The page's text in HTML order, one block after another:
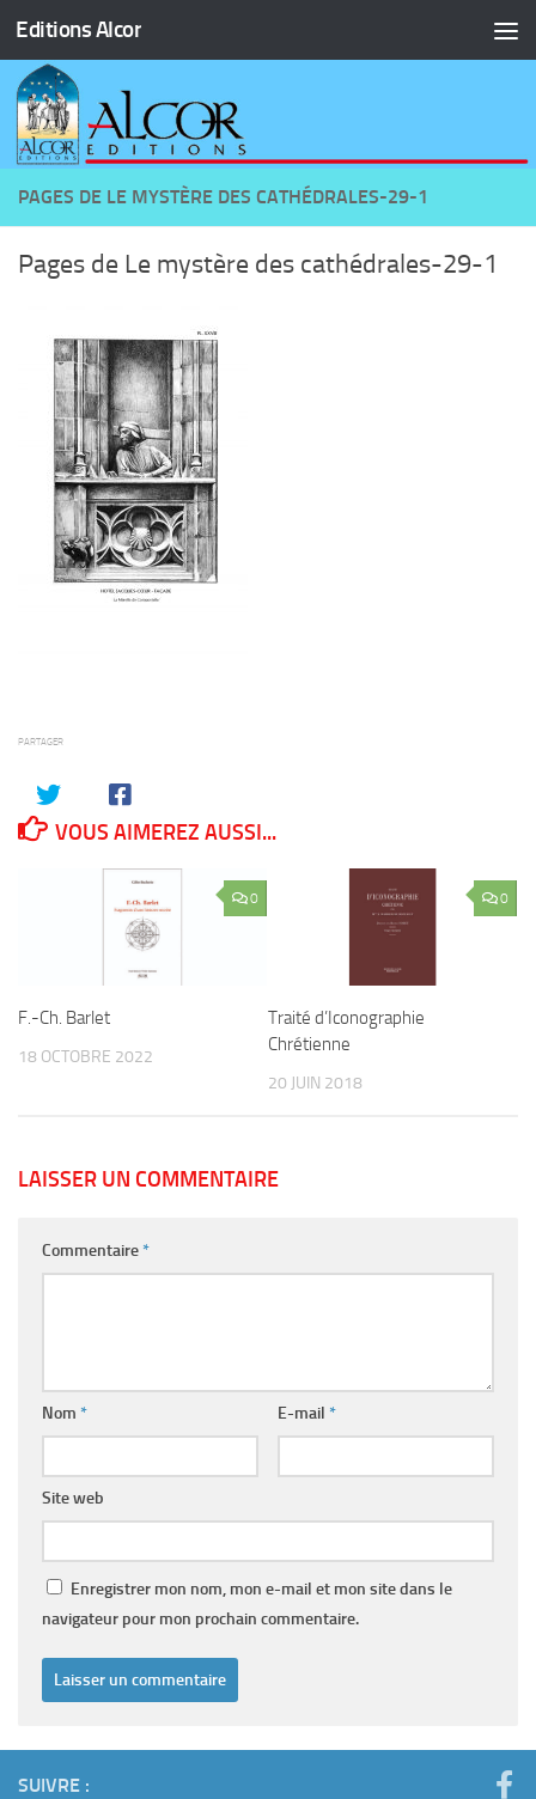
Skip to content
Editions Alcor
PAGES DE LE MYSTÈRE DES CATHÉDRALES-29-1
Pages de Le mystère des cathédrales-29-1
PARTAGER
VOUS AIMEREZ AUSSI...
0
F.-Ch. Barlet
18 OCTOBRE 2022
0
Traité d’Iconographie
Chrétienne
20 JUIN 2018
LAISSER UN COMMENTAIRE
Commentaire*
Nom * E-mail *
Site web
Enregistrer mon nom, mon e-mail et mon site dans le
navigateur pour mon prochain commentaire.
SUIVRE :